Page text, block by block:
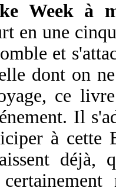
Week à
en une
et
dont on
ce
Il
à cette
déjà,